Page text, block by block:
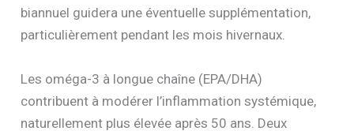
biannuel guidera une éventuelle supplémentation,
particulièrement pendant les mois hivernaux.
Les oméga-3 à longue chaîne (EPA/DHA)
contribuent à modérer l’inflammation systémique,
naturellement plus élevée après 50 ans. Deux